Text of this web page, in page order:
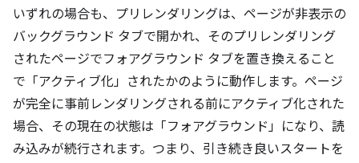
いずれの場合も、プリレンダリングは、ページが非表示の
バックグラウンド タブで開かれ、そのプリレンダリング
されたページでフォアグラウンド タブを置き換えること
で「アクティブ化」されたかのように動作します。ページ
が完全に事前レンダリングされる前にアクティブ化された
場合、その現在の状態は「フォアグラウンド」になり、読
み込みが続行されます。つまり、引き続き良いスタートを